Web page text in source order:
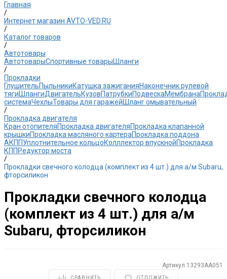
Главная
/
Интернет магазин AVTO-VED.RU
/
Каталог товаров
/
Автотовары
АвтотоварыСпортивные товарыШланги
/
Прокладки
ГлушительПыльникиКатушка зажиганияНаконечник рулевой
тягиШлангиДвигательКузовПатрубкиПодвескаМембрана
системаЧехлыТовары для гаражейШланг омывательный
/
Прокладка двигателя
Кран отопителяПрокладка двигателяПрокладка клапанной
крышкиПрокладка масляного картераПрокладка поддона
АКППУплотнительное кольцоКолллектор впускнойПрокладка
КПП Редуктор моста
/
Прокладки свечного колодца (комплект из 4 шт.) для а/м Subaru,
фторсиликон
Прокладки свечного колодца
(комплект из 4 шт.) для а/м
Subaru, фторсиликон
Артикул 13293AA051
СРАВНИТЬ ОТЛОЖИТЬ